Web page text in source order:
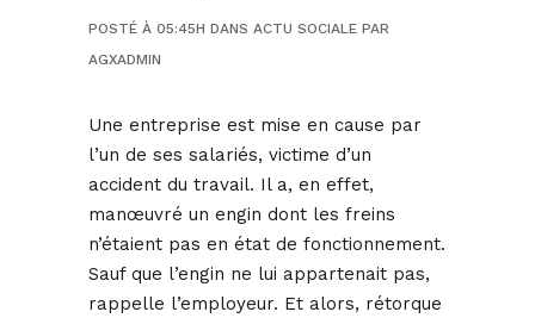
POSTÉ À 05:45H DANS ACTU SOCIALE PAR
AGXADMIN
Une entreprise est mise en cause par
l’un de ses salariés, victime d’un
accident du travail. Il a, en effet,
manœuvré un engin dont les freins
n’étaient pas en état de fonctionnement.
Sauf que l’engin ne lui appartenait pas,
rappelle l’employeur. Et alors, rétorque